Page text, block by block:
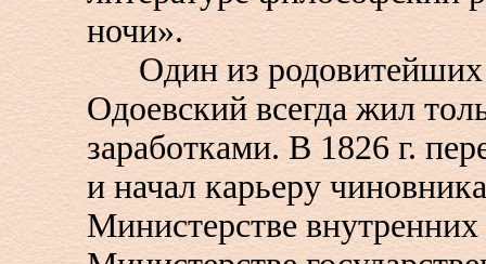
ночи».
Один из родовитейших
Одоевский всегда жил
заработками. В 1826 г.
и начал карьеру
Министерстве внутренних